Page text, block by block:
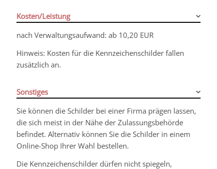
Kosten/Leistung
nach Verwaltungsaufwand: ab 10,20 EUR
Hinweis: Kosten für die Kennzeichenschilder fallen
zusätzlich an.
Sonstiges
Sie können die Schilder bei einer Firma prägen lassen,
die sich meist in der Nähe der Zulassungsbehörde
befindet. Alternativ können Sie die Schilder in einem
Online-Shop Ihrer Wahl bestellen.
Die Kennzeichenschilder dürfen nicht spiegeln,